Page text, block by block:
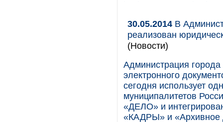
30.05.2014 В
реализован
(Новости)
Администрация
электронного
сегодня использует
муниципалитетов
«ДЕЛО» и
«КАДРЫ» и «Архивное